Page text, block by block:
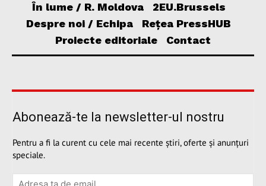
În lume / R. Moldova
2EU.Brussels
Despre noi / Echipa
Rețea PressHUB
Proiecte editoriale
Contact
Abonează-te la newsletter-ul nostru
Pentru a fi la curent cu cele mai recente știri, oferte și anunțuri
speciale.